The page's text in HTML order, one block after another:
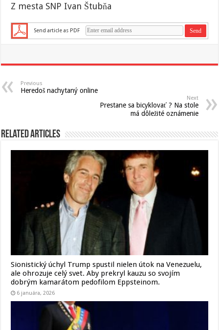
Z mesta SNP Ivan Štubňa
Send article as PDF
Previous
Heredoš nachytaný online
Next
Prestane sa bicyklovať ? Na stole
má dôležité oznámenie
Related Articles
Sionistický úchyl Trump spustil nielen útok na Venezuelu,
ale ohrozuje celý svet. Aby prekryl kauzu so svojím
dobrým kamarátom pedofilom Eppsteinom.
6 januára, 2026